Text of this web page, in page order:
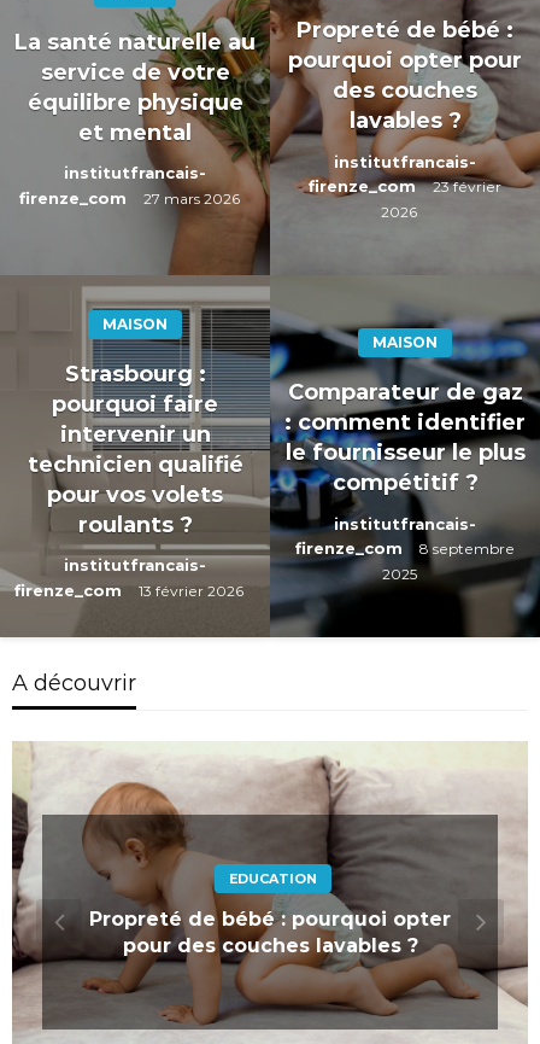
La santé naturelle au
service de votre
équilibre physique
et mental
institutfrancais-
firenze_com
27 mars 2026
Propreté de bébé :
pourquoi opter pour
des couches
lavables ?
institutfrancais-
firenze_com
23 février
2026
MAISON
Strasbourg :
pourquoi faire
intervenir un
technicien qualifié
pour vos volets
roulants ?
institutfrancais-
firenze_com
13 février 2026
MAISON
Comparateur de gaz
: comment identifier
le fournisseur le plus
compétitif ?
institutfrancais-
firenze_com
8 septembre
2025
A découvrir
EDUCATION
Propreté de bébé : pourquoi opter
pour des couches lavables ?